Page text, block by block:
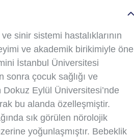
sinir sistemi hastalıklarının
ve akademik birikimiyle öne
İstanbul Üniversitesi
sonra çocuk sağlığı ve
Dokuz Eylül Üniversitesi’nde
bu alanda özelleşmiştir.
sık görülen nörolojik
yoğunlaşmıştır. Bebeklik